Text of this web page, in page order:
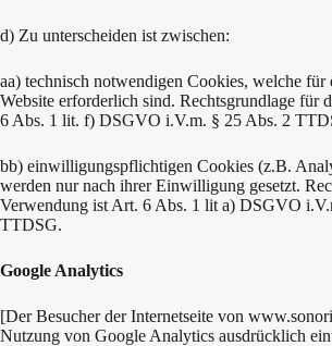
d) Zu unterscheiden ist zwischen:
aa) technisch notwendigen Cookies, welche für
Website erforderlich sind. Rechtsgrundlage für
6 Abs. 1 lit. f) DSGVO i.V.m. § 25 Abs. 2
bb) einwilligungspflichtigen Cookies (z.B.
werden nur nach ihrer Einwilligung gesetzt.
Verwendung ist Art. 6 Abs. 1 lit a) DSGVO
TTDSG.
Google Analytics
[Der Besucher der Internetseite von
Nutzung von Google Analytics ausdrücklich